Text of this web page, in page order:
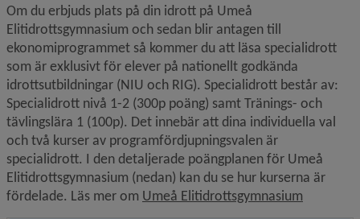
Om du erbjuds plats på din idrott på Umeå
Elitidrottsgymnasium och sedan blir antagen till
ekonomiprogrammet så kommer du att läsa specialidrott
som är exklusivt för elever på nationellt godkända
idrottsutbildningar (NIU och RIG). Specialidrott består av:
Specialidrott nivå 1-2 (300p poäng) samt Tränings- och
tävlingslära 1 (100p). Det innebär att dina individuella val
och två kurser av programfördjupningsvalen är
specialidrott. I den detaljerade poängplanen för Umeå
Elitidrottsgymnasium (nedan) kan du se hur kurserna är
fördelade. Läs mer om Umeå Elitidrottsgymnasium